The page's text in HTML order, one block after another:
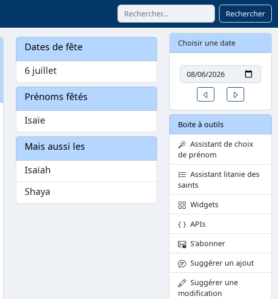
Rechercher
Dates de fête
6 juillet
Prénoms fêtés
Isaïe
Mais aussi les
Isaïah
Shaya
Choisir une date
Date
Un jour avant
Boite à outils
Assistant de choix
de prénom
Assistant litanie des
saints
Widgets
APIs
S'abonner
Suggérer un ajout
Suggérer une
modification